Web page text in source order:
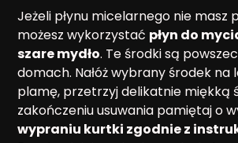
Jeżeli płynu micelarnego nie masz
możesz wykorzystać płyn do
szare mydło. Te środki są
domach. Nałóż wybrany środek na
plamę, przetrzyj delikatnie miękką
zakończeniu usuwania pamiętaj o
wypraniu kurtki zgodnie z